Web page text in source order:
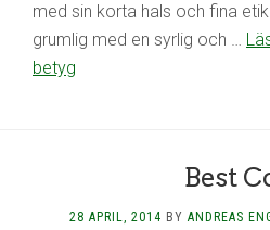
med sin korta hals och fina
grumlig med en syrlig och …
betyg
Best
28 APRIL, 2014 BY ANDREAS